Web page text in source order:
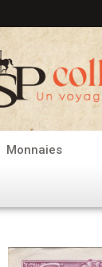
Monnaies